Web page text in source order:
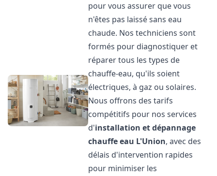
pour vous assurer que vous
n'êtes pas laissé sans eau
chaude. Nos techniciens sont
formés pour diagnostiquer et
réparer tous les types de
chauffe-eau, qu'ils soient
électriques, à gaz ou solaires.
Nous offrons des tarifs
compétitifs pour nos services
d'installation et dépannage
chauffe eau L'Union, avec des
délais d'intervention rapides
pour minimiser les